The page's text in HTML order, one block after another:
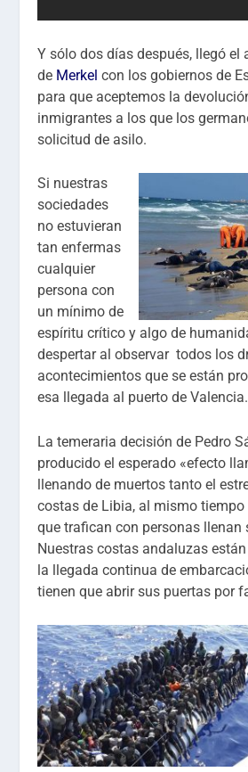
Y sólo dos días después, llegó el
de Merkel con los gobiernos de
para que aceptemos la
inmigrantes a los que los
solicitud de asilo.
Si nuestras
sociedades
no estuvieran
tan enfermas
cualquier
persona con
un mínimo de
espíritu crítico y algo de
despertar al observar todos los
acontecimientos que se están
esa llegada al puerto de Valencia.
La temeraria decisión de Pedro
producido el esperado «efecto
llenando de muertos tanto el
costas de Libia, al mismo
que trafican con personas llenan
Nuestras costas andaluzas
la llegada continua de
tienen que abrir sus puertas por